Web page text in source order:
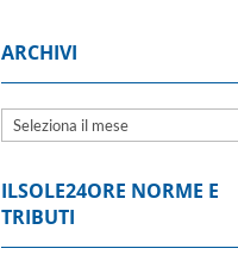
ARCHIVI
Archivi
ILSOLE24ORE NORME E
TRIBUTI